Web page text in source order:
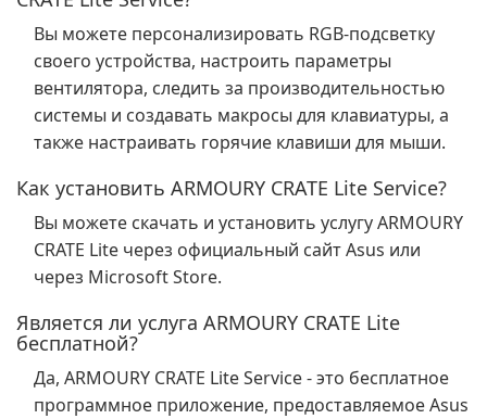
Вы можете персонализировать RGB-подсветку
своего устройства, настроить параметры
вентилятора, следить за производительностью
системы и создавать макросы для клавиатуры, а
также настраивать горячие клавиши для мыши.
Как установить ARMOURY CRATE Lite Service?
Вы можете скачать и установить услугу ARMOURY
CRATE Lite через официальный сайт Asus или
через Microsoft Store.
Является ли услуга ARMOURY CRATE Lite
бесплатной?
Да, ARMOURY CRATE Lite Service - это бесплатное
программное приложение, предоставляемое Asus